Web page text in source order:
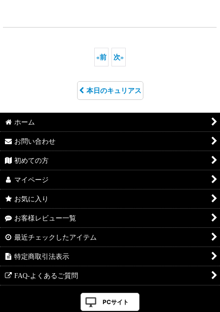
«前 次»
本日のキュリアス
ホーム
お問い合わせ
初めての方
マイページ
お気に入り
お客様レビュー一覧
最近チェックしたアイテム
特定商取引法表示
FAQ-よくあるご質問
PCサイト